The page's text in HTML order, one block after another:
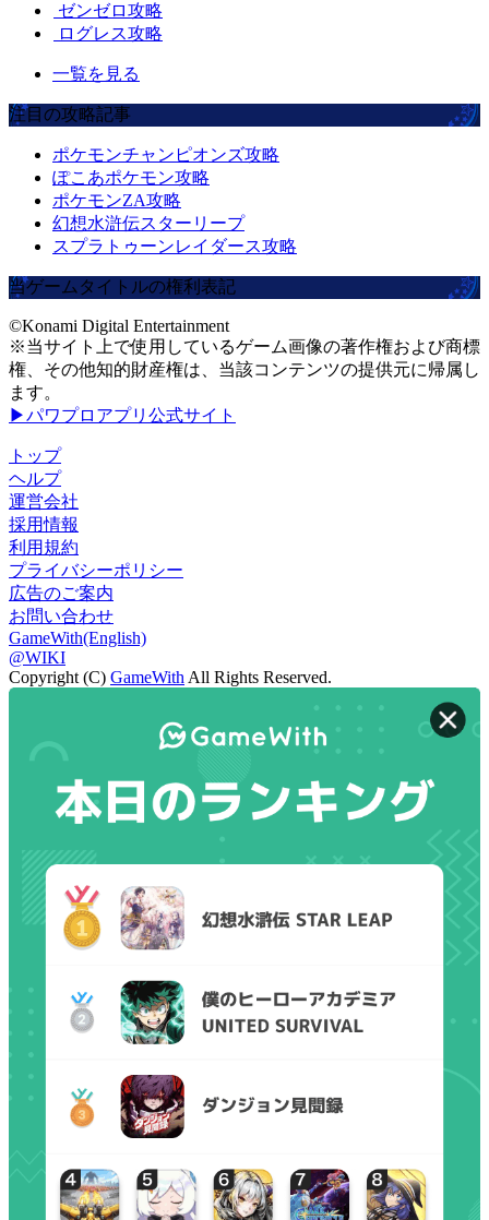
ゼンゼロ攻略
ログレス攻略
一覧を見る
注目の攻略記事
ポケモンチャンピオンズ攻略
ぽこあポケモン攻略
ポケモンZA攻略
幻想水滸伝スターリープ
スプラトゥーンレイダース攻略
当ゲームタイトルの権利表記
©Konami Digital Entertainment
※当サイト上で使用しているゲーム画像の著作権および商標
権、その他知的財産権は、当該コンテンツの提供元に帰属し
ます。
▶パワプロアプリ公式サイト
トップ
ヘルプ
運営会社
採用情報
利用規約
プライバシーポリシー
広告のご案内
お問い合わせ
GameWith(English)
@WIKI
Copyright (C) GameWith All Rights Reserved.